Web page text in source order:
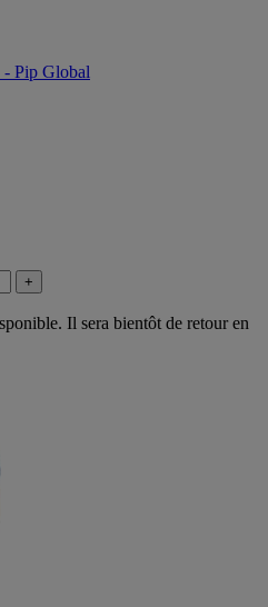
- Pip Global
+
Il sera bientôt de retour en